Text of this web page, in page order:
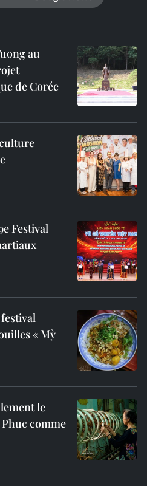
au
de Corée
Festival
« Mỳ
le
Phuc comme